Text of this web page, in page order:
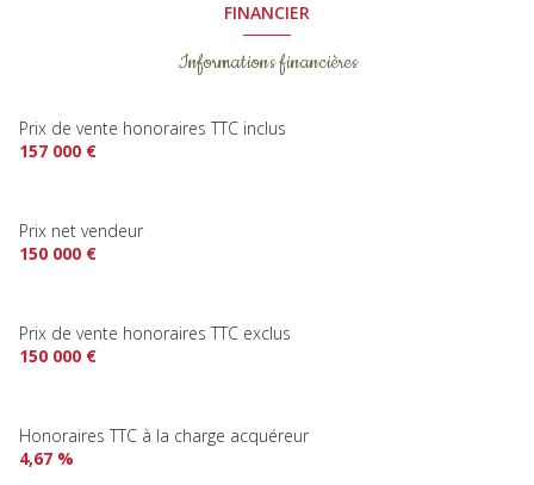
FINANCIER
Informations financières
Prix de vente honoraires TTC inclus
157 000 €
Prix net vendeur
150 000 €
Prix de vente honoraires TTC exclus
150 000 €
Honoraires TTC à la charge acquéreur
4,67 %